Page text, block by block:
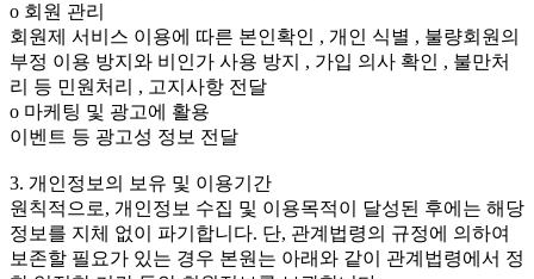
ο 회원 관리
회원제 서비스 이용에 따른 본인확인 , 개인 식별 , 불량회원의
부정 이용 방지와 비인가 사용 방지 , 가입 의사 확인 , 불만처
리 등 민원처리 , 고지사항 전달
ο 마케팅 및 광고에 활용
이벤트 등 광고성 정보 전달
3. 개인정보의 보유 및 이용기간
원칙적으로, 개인정보 수집 및 이용목적이 달성된 후에는 해당
정보를 지체 없이 파기합니다. 단, 관계법령의 규정에 의하여
보존할 필요가 있는 경우 본원는 아래와 같이 관계법령에서 정